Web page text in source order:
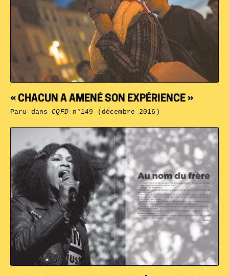
« CHACUN A AMENÉ SON EXPÉRIENCE »
Paru dansCQFDn°149 (décembre 2016)